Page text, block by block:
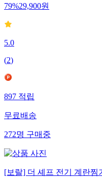
79%29,900원
5.0
(2)
897적립
무료배송
272명구매중
[보랄] 더 셰프 전기 계란찜